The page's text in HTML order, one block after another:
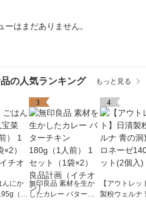
ーはまだありません。
の人気ランキング もっと見る
んにか
（1
3
無印良品 素材を生か
したカレー バターチ
4
【アウトレッ
製粉ウェルナ